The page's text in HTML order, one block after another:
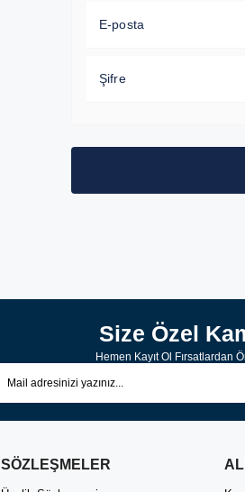
E-posta
Şifre
Size Özel
Hemen Kayıt Ol Fırsatlardan
SÖZLEŞMELER